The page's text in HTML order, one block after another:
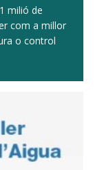
milió de
com a millor
o control